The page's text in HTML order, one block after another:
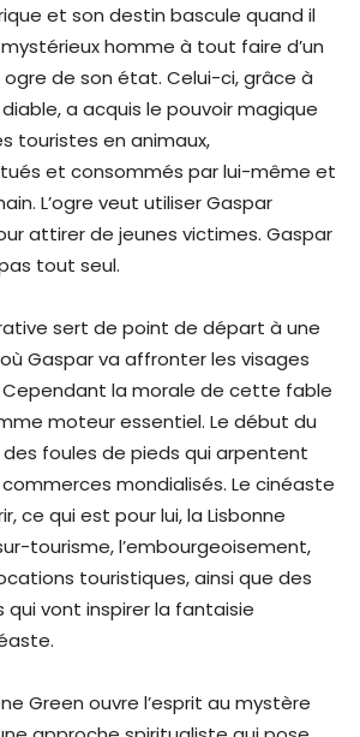
et son destin bascule quand il
homme à tout faire d’un
de son état. Celui-ci, grâce à
a acquis le pouvoir magique
touristes en animaux,
et consommés par lui-même et
L’ogre veut utiliser Gaspar
attirer de jeunes victimes. Gaspar
tout seul.
sert de point de départ à une
Gaspar va affronter les visages
Cependant la morale de cette fable
moteur essentiel. Le début du
foules de pieds qui arpentent
mondialisés. Le cinéaste
ce qui est pour lui, la Lisbonne
tourisme, l’embourgeoisement,
touristiques, ainsi que des
qui vont inspirer la fantaisie
Green ouvre l’esprit au mystère